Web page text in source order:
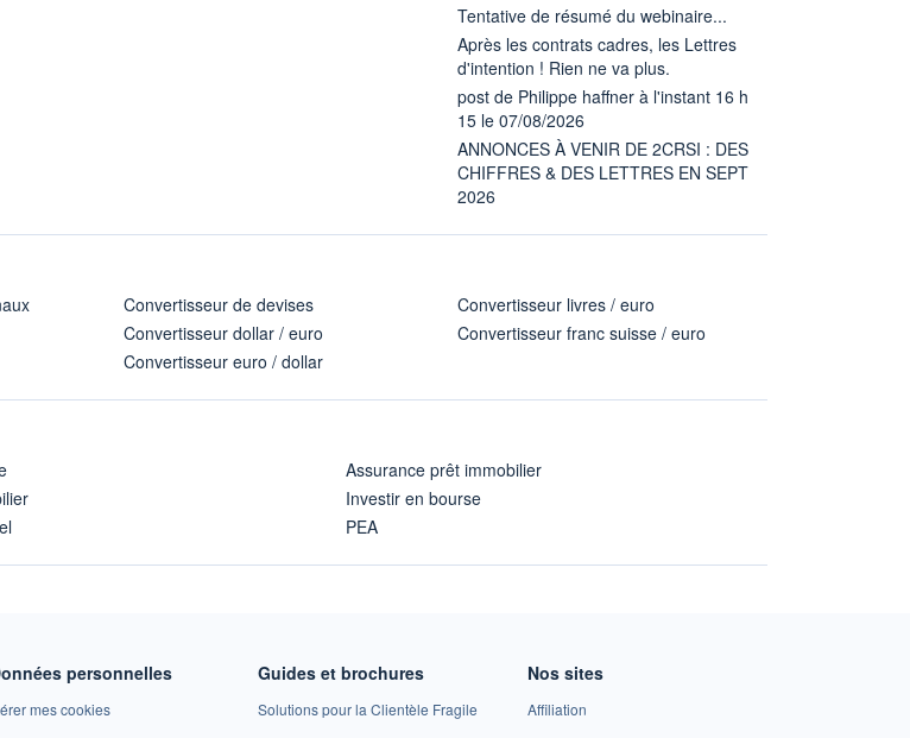
Tentative de résumé du webinaire...
Après les contrats cadres, les Lettres
d'intention ! Rien ne va plus.
post de Philippe haffner à l'instant 16 h
15 le 07/08/2026
ANNONCES À VENIR DE 2CRSI : DES
CHIFFRES & DES LETTRES EN SEPT
2026
Convertisseur de devises
Convertisseur dollar / euro
Convertisseur euro / dollar
Convertisseur livres / euro
Convertisseur franc suisse / euro
Assurance prêt immobilier
Investir en bourse
PEA
personnelles
mes cookies
Guides et brochures
Solutions pour la Clientèle Fragile
Nos sites
Affiliation